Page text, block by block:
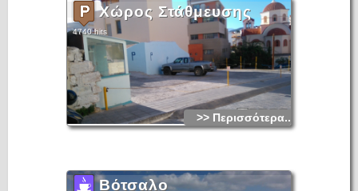
Χώρος Στάθμευσης
4740 hits
>> Περισσότερα...
Βότσαλο